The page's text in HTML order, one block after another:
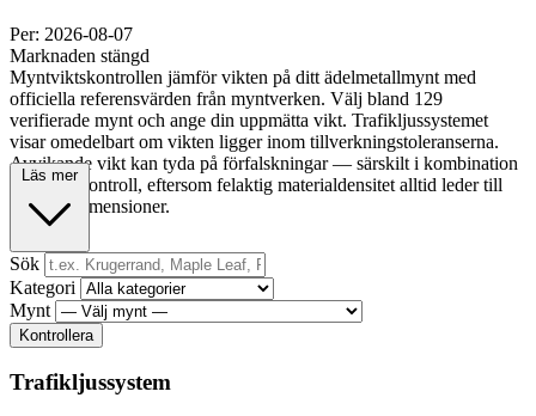
Per: 2026-08-07
Marknaden stängd
Myntviktskontrollen jämför vikten på ditt ädelmetallmynt med
officiella referensvärden från myntverken. Välj bland 129
verifierade mynt och ange din uppmätta vikt. Trafikljussystemet
visar omedelbart om vikten ligger inom tillverkningstoleranserna.
Avvikande vikt kan tyda på förfalskningar — särskilt i kombination
med måttkontroll, eftersom felaktig materialdensitet alltid leder till
ändrade dimensioner.
Läs mer
Sök
Kategori
Mynt
Kontrollera
Trafikljussystem